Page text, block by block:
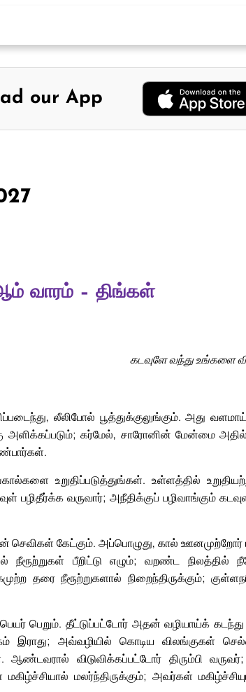
our App
வாரம் – திங்கள்
கடவுளே வந்து உங்களை
லீலிபோல் பூத்துக்குலுங்கும். அது
அளிக்கப்படும்; கர்மேல், சாரோனின் மேன்மை
உறுதிப்படுத்துங்கள். உள்ளத்தில்
வருவார்; அநீதிக்குப் பழிவாங்கும்
செவிகள் கேட்கும். அப்பொழுது, கால்
நீரூற்றுகள் பீறிட்டு எழும்; வறண்ட நிலத்தில்
தரை நீரூற்றுகளால் நிறைந்திருக்கும்;
பெறும். தீட்டுப்பட்டோர் அதன் வழியாய்க்
இராது; அவ்வழியில் கொடிய விலங்குகள்
விடுவிக்கப்பட்டோர் திரும்பி வருவர்;
மலர்ந்திருக்கும்; அவர்கள் மகிழ்ச்சியும்